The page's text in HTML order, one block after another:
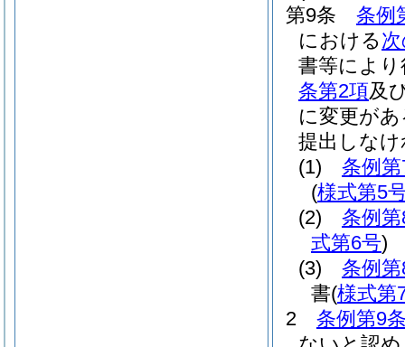
第9条
条例
における
書等によ
条第2項及
に変更が
提出しな
(1)
条例
(様式第5
(2)
条例
式第6号)
(3)
条例
書(様式第
2
条例第9